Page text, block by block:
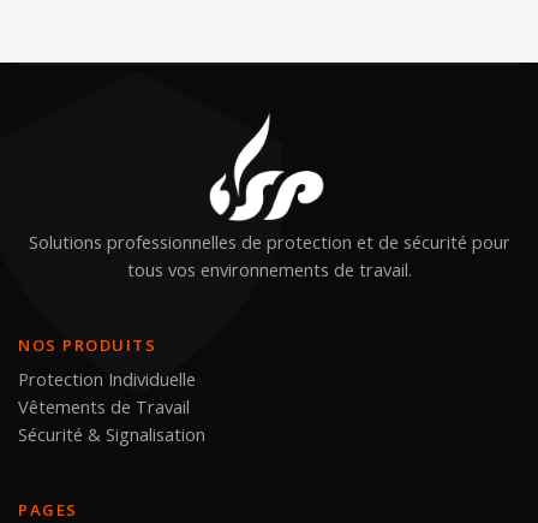
Solutions professionnelles de protection et de sécurité pour
tous vos environnements de travail.
NOS PRODUITS
Protection Individuelle
Vêtements de Travail
Sécurité & Signalisation
PAGES